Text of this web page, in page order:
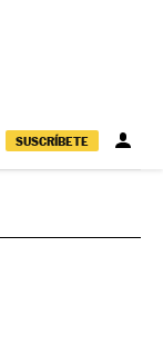
SUSCRÍBETE